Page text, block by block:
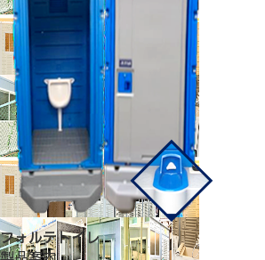
フォルテトイレ